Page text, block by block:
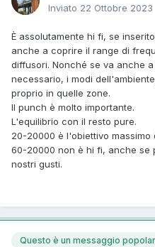
Inviato 22 Ottobre 2023
È assolutamente hi fi, se
anche a coprire il range di
diffusori. Nonché se va anche
necessario, i modi
proprio in quelle zone.
Il punch è molto importante.
L'equilibrio con il resto pure.
20-20000 è l'obiettivo massimo
60-20000 non è hi fi, anche se
nostri gusti.
Questo è un messaggio